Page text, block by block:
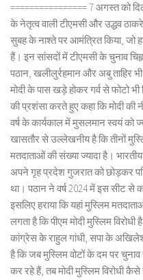
================ 7 अगस्त को
के नेतृत्व वाली टीएमसी और उद्धव
सुबह के नाश्ते पर आमंत्रित किया, जो
हैं। इन सांसदों में टीएमसी के चुनाव
पठान, खलीलुर्रहमान और अबु ताहिर
मोदी के पास खड़े होकर गर्व से फोटो भी
की प्रशंसा करते हुए कहा कि मोदी की
वर्ष के कार्यकाल में मुसलमान स्वयं को
खासतौर से उल्लेखनीय है कि तीनों
मतदाताओं की संख्या ज्यादा है।
अपने गृह प्रदेश गुजरात को छोड़कर
था। पठान ने वर्ष 2024 में इस सीट से
इसलिए हराया कि यहां मुस्लिम
लगता है कि पीएम मोदी मुस्लिम
कांग्रेस के राहुल गांधी, सपा के
है कि जब मुस्लिम वोटों के दम पर चुनाव
कर रहे हैं, तब मोदी मुस्लिम विरोधी